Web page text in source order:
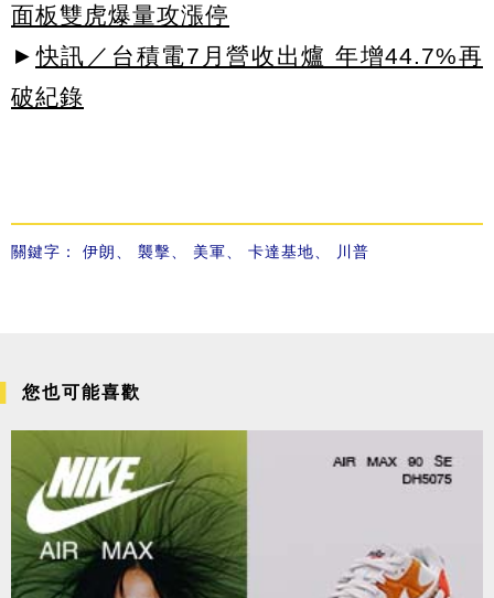
面板雙虎爆量攻漲停
► 快訊／台積電7月營收出爐 年增44.7%再
破紀錄
關鍵字： 伊朗 襲擊 美軍 卡達基地 川普
您也可能喜歡